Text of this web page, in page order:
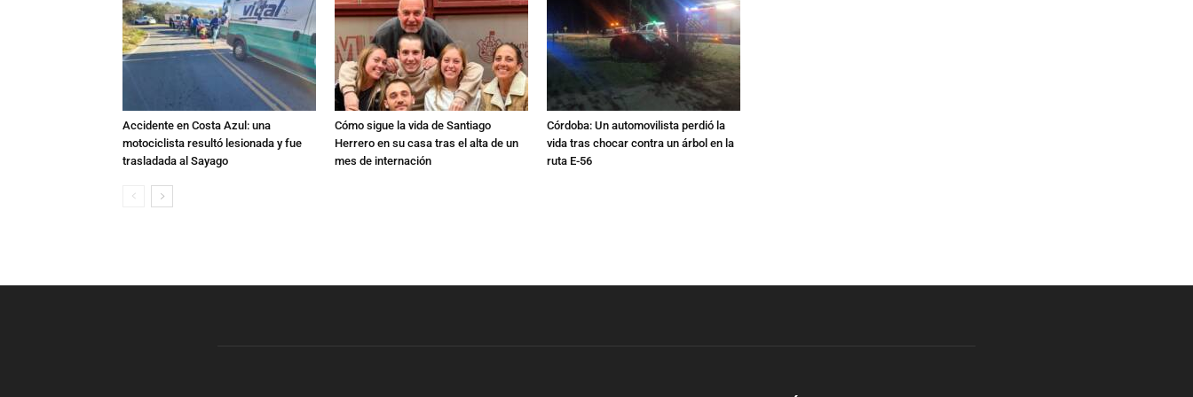
Accidente en Costa Azul: una
motociclista resultó lesionada y fue
trasladada al Sayago
Cómo sigue la vida de Santiago
Herrero en su casa tras el alta de un
mes de internación
Córdoba: Un automovilista perdió la
vida tras chocar contra un árbol en la
ruta E-56